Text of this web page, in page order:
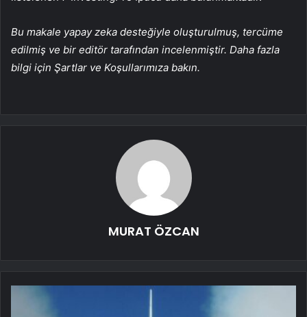
Bu makale yapay zeka desteğiyle oluşturulmuş, tercüme
edilmiş ve bir editör tarafından incelenmiştir. Daha fazla
bilgi için Şartlar ve Koşullarımıza bakın.
MURAT ÖZCAN